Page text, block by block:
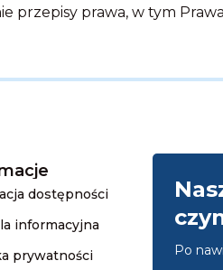
prawa, w tym
dostępności
informacyjna
prywatności
Po